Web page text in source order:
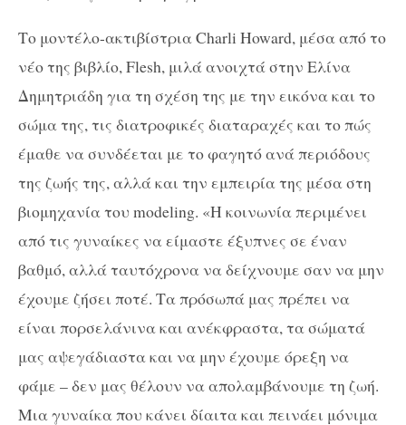
Το μοντέλο-ακτιβίστρια Charli Howard, μέσα από το
νέο της βιβλίο, Flesh, μιλά ανοιχτά στην Ελίνα
Δημητριάδη για τη σχέση της με την εικόνα και το
σώμα της, τις διατροφικές διαταραχές και το πώς
έμαθε να συνδέεται με το φαγητό ανά περιόδους
της ζωής της, αλλά και την εμπειρία της μέσα στη
βιομηχανία του modeling. «Η κοινωνία περιμένει
από τις γυναίκες να είμαστε έξυπνες σε έναν
βαθμό, αλλά ταυτόχρονα να δείχνουμε σαν να μην
έχουμε ζήσει ποτέ. Τα πρόσωπά μας πρέπει να
είναι πορσελάνινα και ανέκφραστα, τα σώματά
μας αψεγάδιαστα και να μην έχουμε όρεξη να
φάμε – δεν μας θέλουν να απολαμβάνουμε τη ζωή.
Μια γυναίκα που κάνει δίαιτα και πεινάει μόνιμα